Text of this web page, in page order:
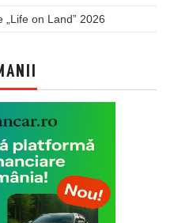
on Land” 2026